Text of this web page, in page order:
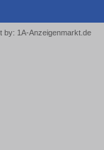
by: 1A-Anzeigenmarkt.de